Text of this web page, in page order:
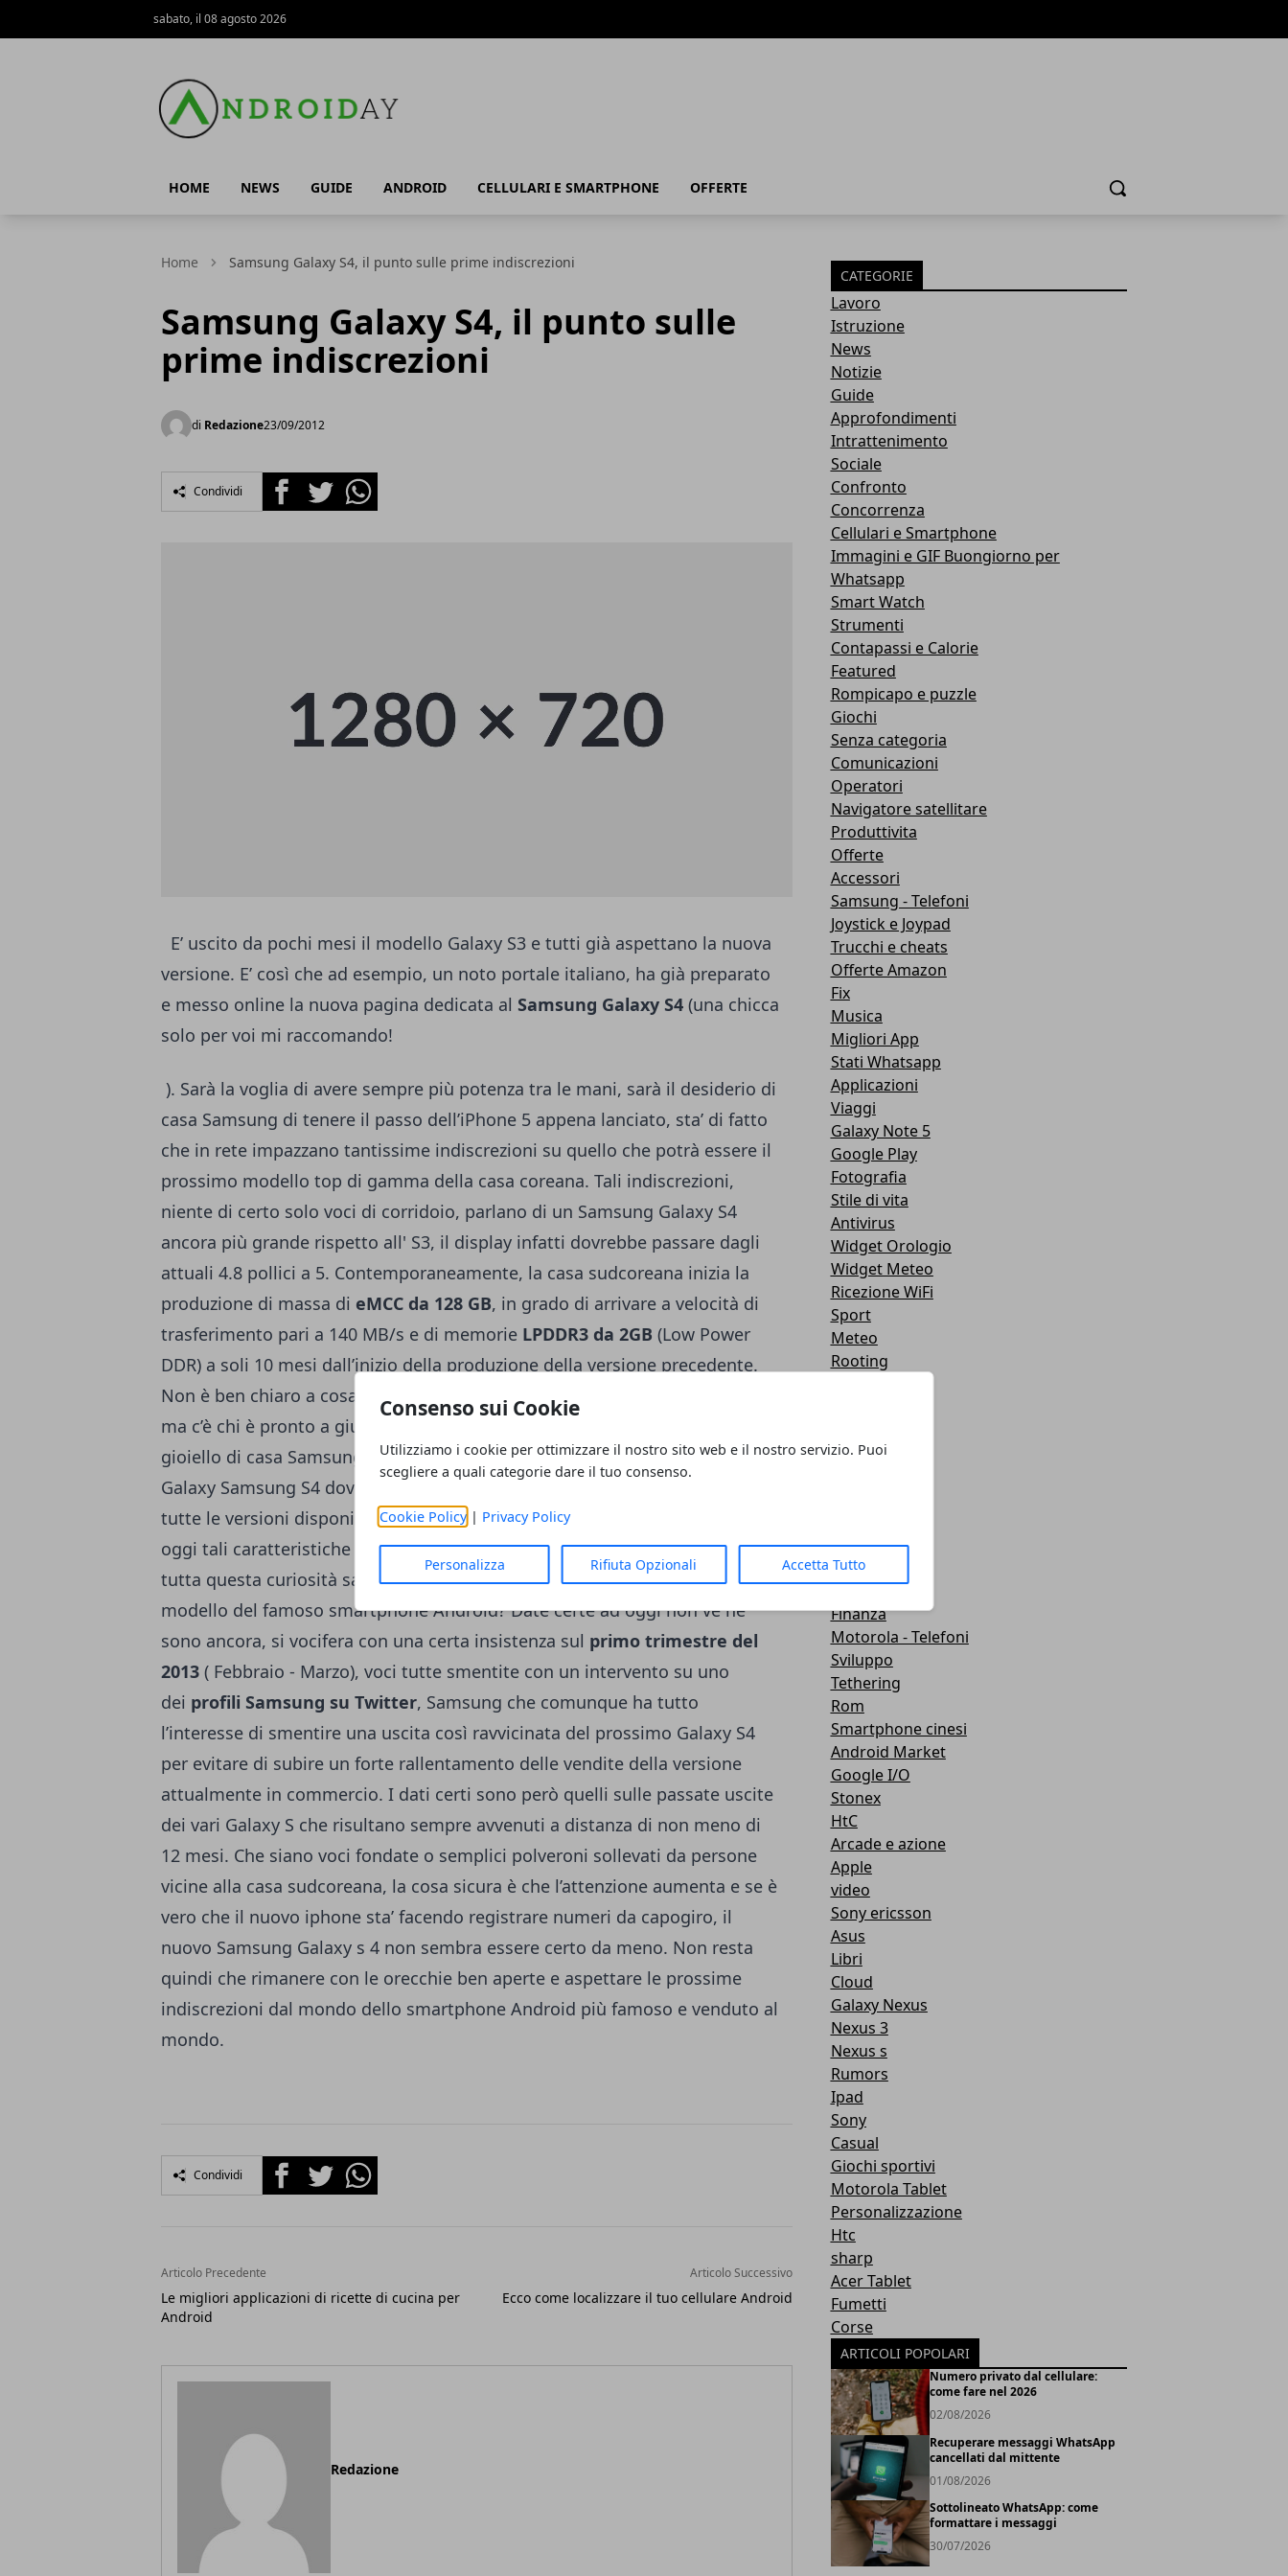
Consenso sui Cookie
Utilizziamo i cookie per ottimizzare il nostro sito web e il nostro servizio. Puoi
scegliere a quali categorie dare il tuo consenso.
Cookie Policy| Privacy Policy
Personalizza Rifiuta Opzionali Accetta Tutto
sabato, il 08 agosto 2026
HOME NEWS GUIDE ANDROID CELLULARI E SMARTPHONE OFFERTE Cerca
Home Samsung Galaxy S4, il punto sulle prime indiscrezioni
Samsung Galaxy S4, il punto sulle
prime indiscrezioni
di Redazione23/09/2012
Condividi FacebookTwitterWhatsapp
E’ uscito da pochi mesi il modello Galaxy S3 e tutti già aspettano la nuova
versione. E’ così che ad esempio, un noto portale italiano, ha già preparato
e messo online la nuova pagina dedicata al Samsung Galaxy S4 (una chicca
solo per voi mi raccomando!
). Sarà la voglia di avere sempre più potenza tra le mani, sarà il desiderio di
casa Samsung di tenere il passo dell’iPhone 5 appena lanciato, sta’ di fatto
che in rete impazzano tantissime indiscrezioni su quello che potrà essere il
prossimo modello top di gamma della casa coreana. Tali indiscrezioni,
niente di certo solo voci di corridoio, parlano di un Samsung Galaxy S4
ancora più grande rispetto all' S3, il display infatti dovrebbe passare dagli
attuali 4.8 pollici a 5. Contemporaneamente, la casa sudcoreana inizia la
produzione di massa di eMCC da 128 GB, in grado di arrivare a velocità di
trasferimento pari a 140 MB/s e di memorie LPDDR3 da 2GB (Low Power
DDR) a soli 10 mesi dall’inizio della produzione della versione precedente.
Non è ben chiaro a cosa sia dovuto questo ingente “dispiegamento di forze”,
ma c’è chi è pronto a giurare che tale potenza sarà alla base del nuovo
gioiello di casa Samsung. Sempre secondo alcune voci di corridoio, il nuovo
Galaxy Samsung S4 dovrebbe sfruttare reti
tutte le versioni disponibili sul futuro mercato, ricordiamo infatti che ad
oggi tali caratteristiche risultano disponibili solo in alcuni paesi. Ma quando
tutta questa curiosità sarà accontentata? Quando sarà presentato il nuovo
modello del famoso smartphone Android? Date certe ad oggi non ve ne
sono ancora, si vocifera con una certa insistenza sul primo trimestre del
2013 ( Febbraio - Marzo), voci tutte smentite con un intervento su uno
dei profili Samsung su Twitter, Samsung che comunque ha tutto
l’interesse di smentire una uscita così ravvicinata del prossimo Galaxy S4
per evitare di subire un forte rallentamento delle vendite della versione
attualmente in commercio. I dati certi sono però quelli sulle passate uscite
dei vari Galaxy S che risultano sempre avvenuti a distanza di non meno di
12 mesi. Che siano voci fondate o semplici polveroni sollevati da persone
vicine alla casa sudcoreana, la cosa sicura è che l’attenzione aumenta e se è
vero che il nuovo iphone sta’ facendo registrare numeri da capogiro, il
nuovo Samsung Galaxy s 4 non sembra essere certo da meno. Non resta
quindi che rimanere con le orecchie ben aperte e aspettare le prossime
indiscrezioni dal mondo dello smartphone Android più famoso e venduto al
mondo.
Condividi FacebookTwitterWhatsapp
Articolo Precedente
Le migliori applicazioni di ricette di cucina per
Android
Articolo Successivo
Ecco come localizzare il tuo cellulare Android
Redazione
CATEGORIE
Lavoro
Istruzione
News
Notizie
Guide
Approfondimenti
Intrattenimento
Sociale
Confronto
Concorrenza
Cellulari e Smartphone
Immagini e GIF Buongiorno per
Whatsapp
Smart Watch
Strumenti
Contapassi e Calorie
Featured
Rompicapo e puzzle
Giochi
Senza categoria
Comunicazioni
Operatori
Navigatore satellitare
Produttivita
Offerte
Accessori
Samsung - Telefoni
Joystick e Joypad
Trucchi e cheats
Offerte Amazon
Fix
Musica
Migliori App
Stati Whatsapp
Applicazioni
Viaggi
Galaxy Note 5
Google Play
Fotografia
Stile di vita
Antivirus
Widget Orologio
Widget Meteo
Ricezione WiFi
Sport
Meteo
Rooting
Salute
Huawei
Tablet
Android
Finanza
Motorola - Telefoni
Sviluppo
Tethering
Rom
Smartphone cinesi
Android Market
Google I/O
Stonex
HtC
Arcade e azione
Apple
video
Sony ericsson
Asus
Libri
Cloud
Galaxy Nexus
Nexus 3
Nexus s
Rumors
Ipad
Sony
Casual
Giochi sportivi
Motorola Tablet
Personalizzazione
Htc
sharp
Acer Tablet
Fumetti
Corse
ARTICOLI POPOLARI
Numero privato dal cellulare:
come fare nel 2026
02/08/2026
Recuperare messaggi WhatsApp
cancellati dal mittente
01/08/2026
Sottolineato WhatsApp: come
formattare i messaggi
30/07/2026